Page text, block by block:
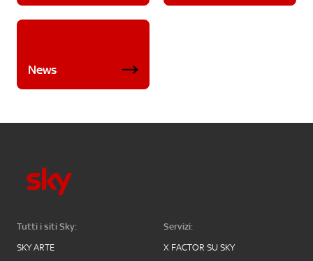
News
Tutti i siti Sky:
SKY ARTE
Servizi:
X FACTOR SU SKY